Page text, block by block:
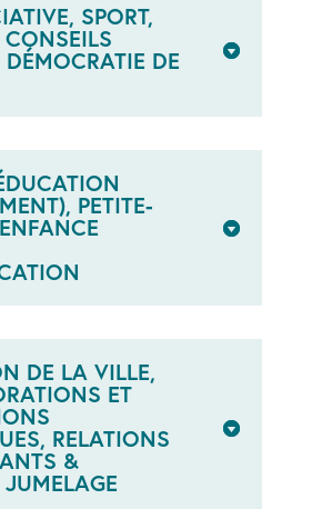
SPORT,
DE
PETITE-
DE LA VILLE,
ET
RELATIONS
&